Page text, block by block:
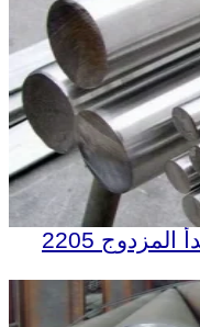
قضيب من الفولاذ المقاوم للصدأ المزدوج 2205